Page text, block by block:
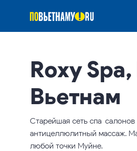
Roxy
Вьетнам
Старейшая сеть спа-
антицеллюлитный массаж.
любой точки Муйне.